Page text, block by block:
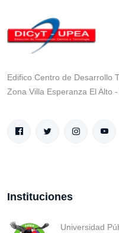
Edifico Centro de Desarrollo
Zona Villa Esperanza El Alto
Instituciones
Universidad